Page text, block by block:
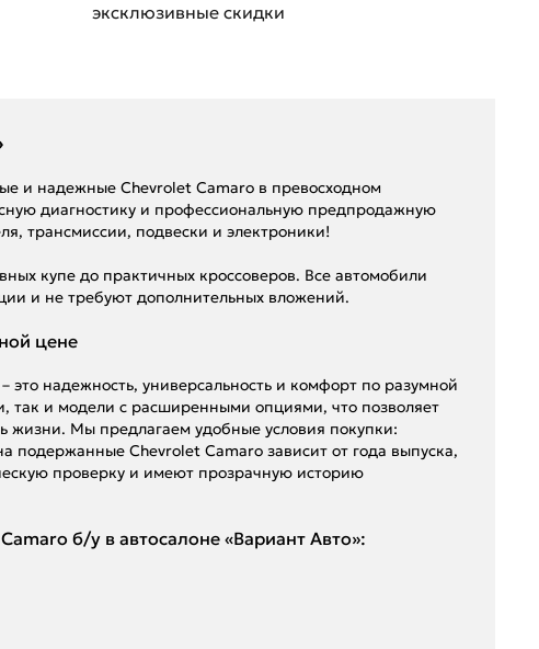
эксклюзивные скидки
и надежные Chevrolet Camaro в превосходном
диагностику и профессиональную предпродажную
трансмиссии, подвески и электроники!
купе до практичных кроссоверов. Все автомобили
и не требуют дополнительных вложений.
цене
это надежность, универсальность и комфорт по разумной
так и модели с расширенными опциями, что позволяет
Мы предлагаем удобные условия покупки:
Chevrolet Camaro зависит от года выпуска,
проверку и имеют прозрачную историю
б/у в автосалоне «Вариант Авто»: